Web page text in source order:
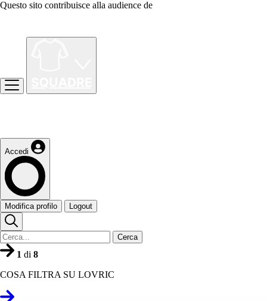
Questo sito contribuisce alla audience de
Accedi
Modifica profilo Logout
Cerca
1 di 8
COSA FILTRA SU LOVRIC